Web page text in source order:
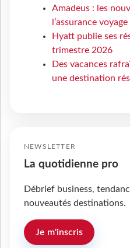
Amadeus : les
l’assurance voyage
Hyatt publie ses
trimestre 2026
Des vacances
une destination
NEWSLETTER
La quotidienne pro
Débrief business,
nouveautés destinations.
Je m'inscris